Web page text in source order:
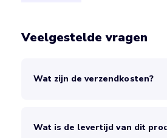
Veelgestelde vragen
Wat zijn de verzendkosten?
Wat is de levertijd van dit